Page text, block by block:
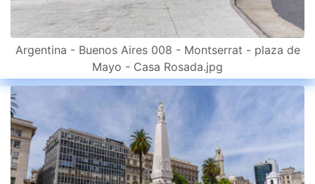
Argentina - Buenos Aires 008 - Montserrat - plaza de
Mayo - Casa Rosada.jpg